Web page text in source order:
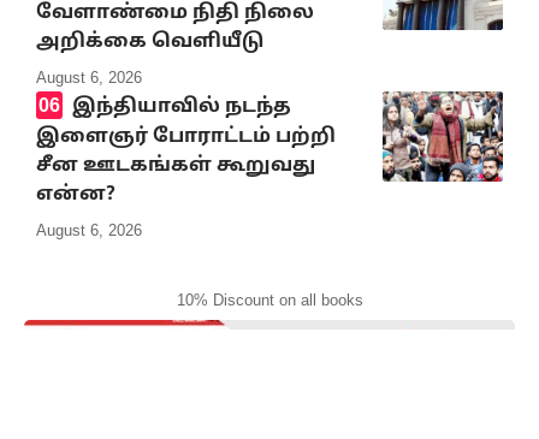
வேளாண்மை நிதி நிலை
அறிக்கை வெளியீடு
August 6, 2026
இந்தியாவில் நடந்த
இளைஞர் போராட்டம் பற்றி
சீன ஊடகங்கள் கூறுவது
என்ன?
August 6, 2026
10% Discount on all books